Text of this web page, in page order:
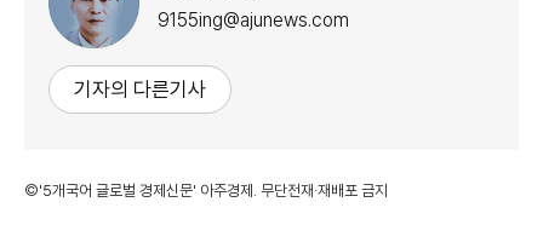
9155ing@ajunews.com
기자의 다른기사
©'5개국어 글로벌 경제신문' 아주경제. 무단전재·재배포 금지